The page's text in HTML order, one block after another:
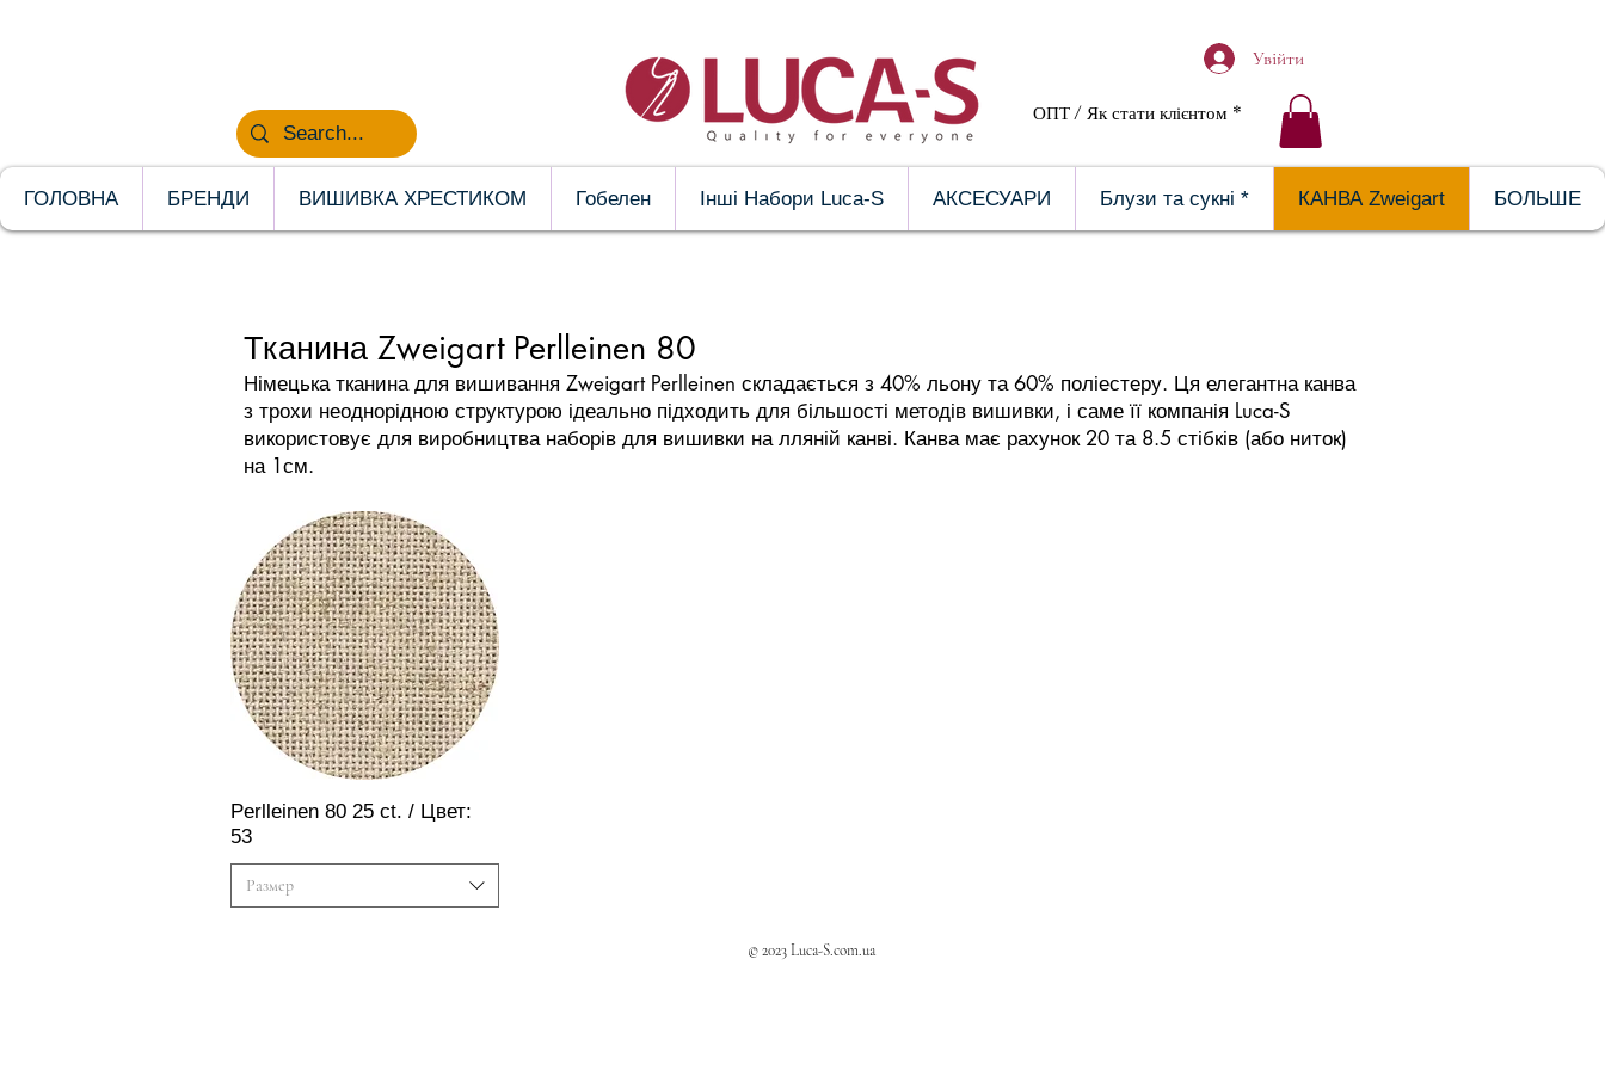
Увійти
ОПТ / Як стати клієнтом *
НОВИНКИ ГАЛЕРЕЯ
ГОЛОВНА БРЕНДИ ВИШИВКА ХРЕСТИКОМ Гобелен Інші Набори Luca-S АКСЕСУАРИ Блузи та сукні * КАНВА Zweigart БОЛЬШЕ
Тканина Zweigart Perlleinen 80
Німецька тканина для вишивання Zweigart Perlleinen складається з 40% льону та 60% поліестеру. Ця елегантна канва
з трохи неоднорідною структурою ідеально підходить для більшості методів вишивки, і саме її компанія Luca-S
використовує для виробництва наборів для вишивки на лляній канві. Канва має рахунок 20 та 8.5 стібків (або ниток)
на 1см.
Швидкий перегляд
Perlleinen 80 25 ct. / Цвет:
53
Размер
© 2023 Luca-S.com.ua